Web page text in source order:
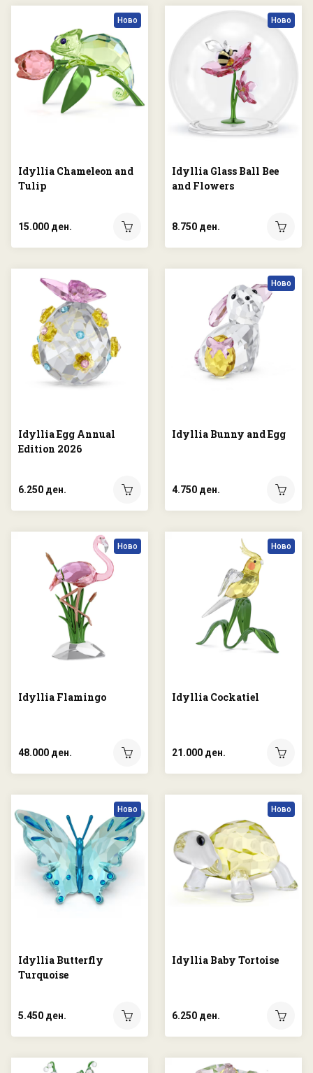
Ново
Idyllia Chameleon and
Tulip
15.000 ден.
Ново
Idyllia Glass Ball Bee
and Flowers
8.750 ден.
Idyllia Egg Annual
Edition 2026
6.250 ден.
Ново
Idyllia Bunny and Egg
4.750 ден.
Ново
Idyllia Flamingo
48.000 ден.
Ново
Idyllia Cockatiel
21.000 ден.
Ново
Idyllia Butterfly
Turquoise
5.450 ден.
Ново
Idyllia Baby Tortoise
6.250 ден.